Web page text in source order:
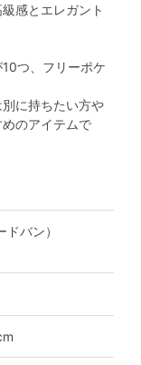
感とエレガント
つ、フリーポケ
に持ちたい方や
のアイテムで
バン）